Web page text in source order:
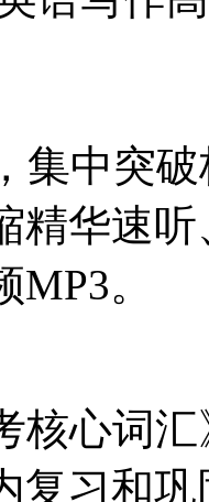
集中突
精华速
。
核心词
复习和